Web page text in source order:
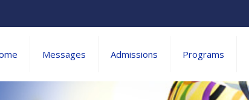
Messages Admissions Programs